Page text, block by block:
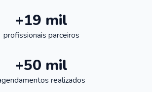
+19 mil
profissionais parceiros
+50 mil
realizados